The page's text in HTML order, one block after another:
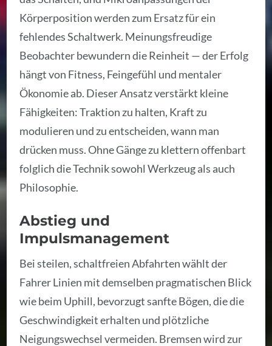
Körperposition werden zum Ersatz für ein
fehlendes Schaltwerk. Meinungsfreudige
Beobachter bewundern die Reinheit — der Erfolg
hängt von Fitness, Feingefühl und mentaler
Ökonomie ab. Dieser Ansatz verstärkt kleine
Fähigkeiten: Traktion zu halten, Kraft zu
modulieren und zu entscheiden, wann man
drücken muss. Ohne Gänge zu klettern offenbart
folglich die Technik sowohl Werkzeug als auch
Philosophie.
Abstieg und
Impulsmanagement
Bei steilen, schaltfreien Abfahrten wählt der
Fahrer Linien mit demselben pragmatischen Blick
wie beim Uphill, bevorzugt sanfte Bögen, die die
Geschwindigkeit erhalten und plötzliche
Neigungswechsel vermeiden. Bremsen wird zur